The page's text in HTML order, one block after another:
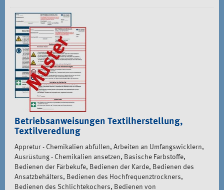
Betriebsanweisungen Textilherstellung,
Textilveredlung
Appretur - Chemikalien abfüllen, Arbeiten an Umfangswicklern,
Ausrüstung - Chemikalien ansetzen, Basische Farbstoffe,
Bedienen der Färbekufe, Bedienen der Karde, Bedienen des
Ansatzbehälters, Bedienen des Hochfrequenztrockners,
Bedienen des Schlichtekochers, Bedienen von